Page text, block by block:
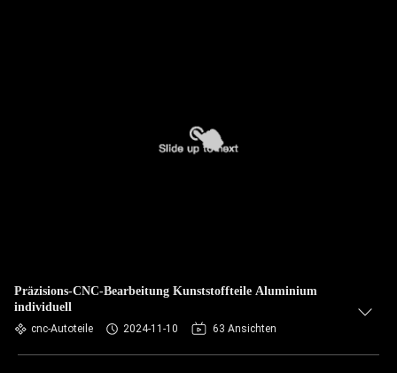
Präzisions-CNC-Bearbeitung Kunststoffteile Aluminium
individuell
cnc-Autoteile 2024-11-10 63 Ansichten